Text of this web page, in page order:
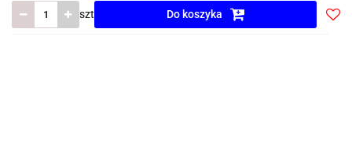
szt Do koszyka